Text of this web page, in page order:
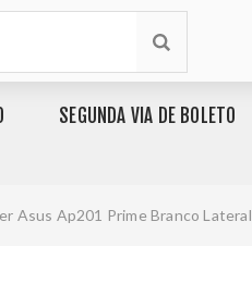
SEGUNDA VIA DE BOLETO
Asus Ap201 Prime Branco